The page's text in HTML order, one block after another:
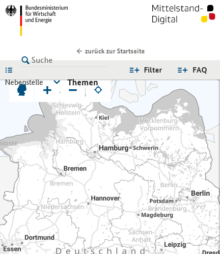
zurück zur Startseite
FAQ
Filter
Nebenstelle
Themen
+ −